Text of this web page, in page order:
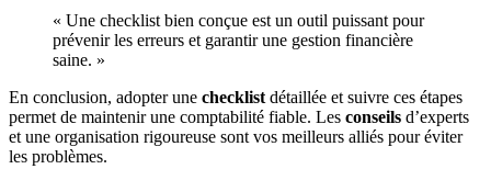
« Une checklist bien conçue est un outil puissant pour
prévenir les erreurs et garantir une gestion financière
saine. »
En conclusion, adopter une checklist détaillée et suivre ces étapes
permet de maintenir une comptabilité fiable. Les conseils d’experts
et une organisation rigoureuse sont vos meilleurs alliés pour éviter
les problèmes.